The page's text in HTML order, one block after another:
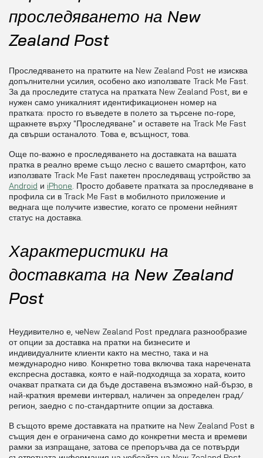
проследяването на New
Zealand Post
Проследяването на пратките на New Zealand Post не изисква
допълнителни усилия, особено ако използвате Track Me Fast.
За да проследите статуса на пратката New Zealand Post, ви е
нужен само уникалният идентификационен номер на
пратката: просто го въведете в полето за търсене по-горе,
щракнете върху "Проследяване" и оставете на Track Me Fast
да свърши останалото. Това е, всъщност, това.
Още по-важно е проследяването на доставката на вашата
пратка в реално време също лесно с вашето смартфон, като
използвате Track Me Fast пакетен проследяващ устройство за
Android и iPhone. Просто добавете пратката за проследяване в
профила си в Track Me Fast в мобилното приложение и
веднага ще получите известие, когато се промени нейният
статус на доставка.
Характеристики на
доставката на New Zealand
Post
Неудивително е, чеNew Zealand Post предлага разнообразие
от опции за доставка на пратки на бизнесите и
индивидуалните клиенти както на местно, така и на
международно ниво. Конкретно това включва така наречената
експресна доставка, която е най-подходяща за хората, които
очакват пратката си да бъде доставена възможно най-бързо, в
най-краткия времеви интервал, наличен за определен град/
регион, заедно с по-стандартните опции за доставка.
В същото време доставката на пратките на New Zealand Post в
същия ден е ограничена само до конкретни места и времеви
рамки за изпращане, затова се препоръчва да се потвърди